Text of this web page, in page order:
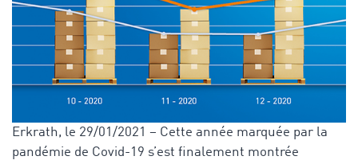
Erkrath, le 29/01/2021 – Cette année marquée par la
pandémie de Covid-19 s’est finalement montrée